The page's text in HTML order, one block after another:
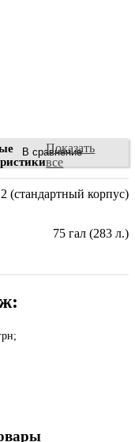
В сравнение
Показать
все
(стандартный корпус)
75 гал (283 л.)